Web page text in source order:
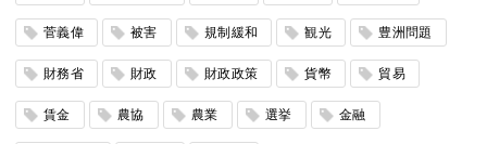
菅義偉 被害 規制緩和 観光 豊洲問題
財務省 財政 財政政策 貨幣 貿易
賃金 農協 農業 選挙 金融